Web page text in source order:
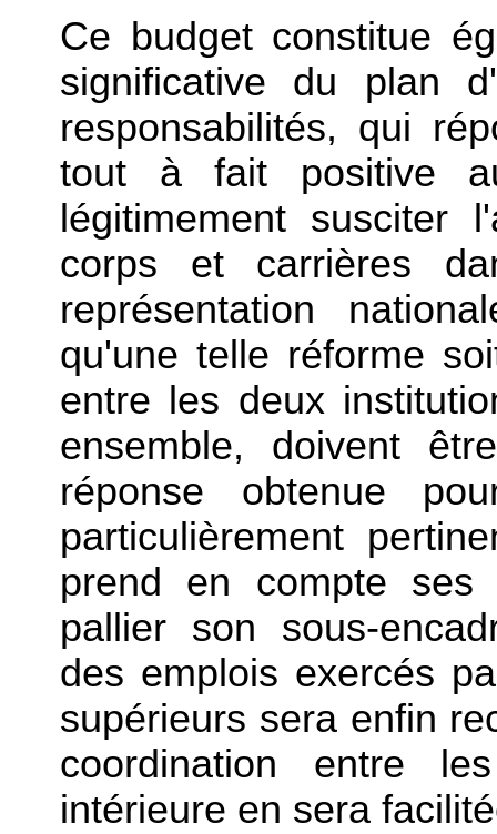
Ce budget constitue
significative du plan
responsabilités, qui
tout à fait positive
légitimement susciter
corps et carrières
représentation
qu'une telle réforme
entre les deux
ensemble, doivent
réponse obtenue
particulièrement
prend en compte ses
pallier son sous-
des emplois exercés
supérieurs sera enfin
coordination entre
intérieure en sera